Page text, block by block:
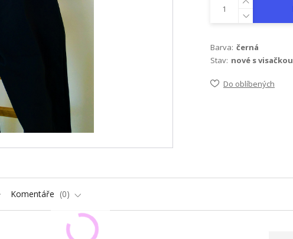
Barva: černá
Stav: nové s visačkou
Do oblíbených
Komentáře 0